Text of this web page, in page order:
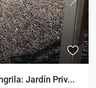
Next
Jardín Priv...